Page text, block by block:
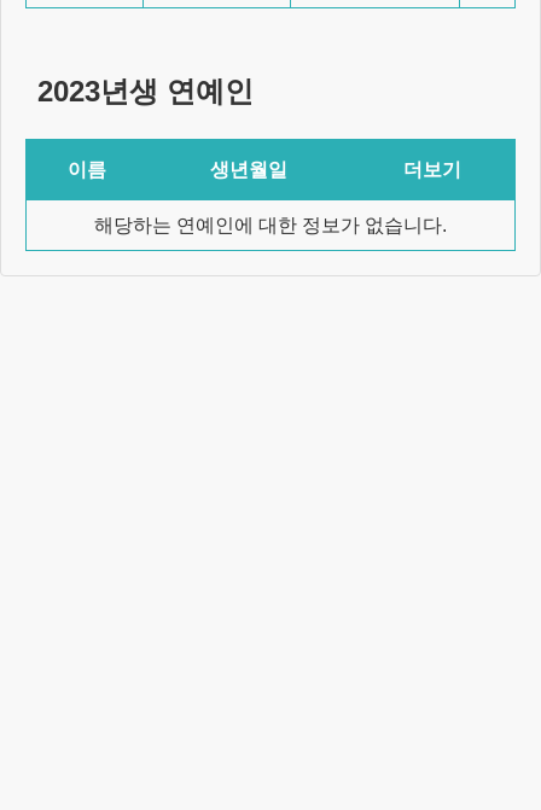
2023년생 연예인
이름 생년월일 더보기
해당하는 연예인에 대한 정보가 없습니다.